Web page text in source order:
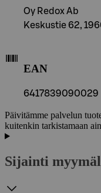
Oy Redox Ab
Keskustie 62,
EAN
6417839090029
Päivitämme palvelun
kuitenkin tarkistamaan
Sijainti